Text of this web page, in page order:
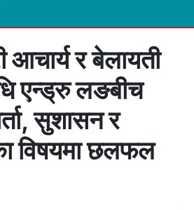
आचार्य र बेलायती
एन्ड्रु लङबीच
सुशासन र
विषयमा छलफल